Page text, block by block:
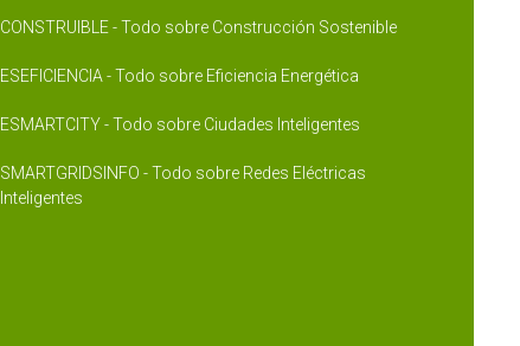
CONSTRUIBLE - Todo sobre Construcción Sostenible
ESEFICIENCIA - Todo sobre Eficiencia Energética
ESMARTCITY - Todo sobre Ciudades Inteligentes
SMARTGRIDSINFO - Todo sobre Redes Eléctricas
Inteligentes